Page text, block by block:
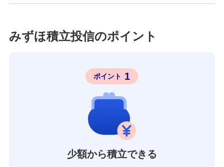
みずほ積立投信のポイント
ポイント 1
少額から積立できる